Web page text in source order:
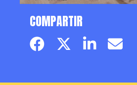
COMPARTIR
Facebook pageTwitter page
LinkedinEmail